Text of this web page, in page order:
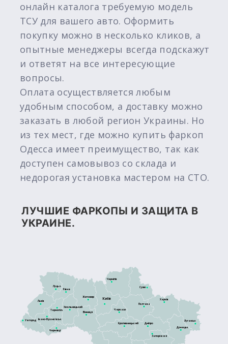
онлайн каталога требуемую модель
ТСУ для вашего авто. Оформить
покупку можно в несколько кликов, а
опытные менеджеры всегда подскажут
и ответят на все интересующие
вопросы.
Оплата осуществляется любым
удобным способом, а доставку можно
заказать в любой регион Украины. Но
из тех мест, где можно купить фаркоп
Одесса имеет преимущество, так как
доступен самовывоз со склада и
недорогая установка мастером на СТО.
ЛУЧШИЕ ФАРКОПЫ И ЗАЩИТА В
УКРАИНЕ.
Луцьк
Київ
Житомир
Тернопіль
Рівне
Львів
Дніпро
Кропивницький
Харків
Полтава
Черкаси
Суми
Чернігів
Запоріжжя
Донецьк
Луганськ
Ужгород
Чернівці
Вінниця
Хмельницький
Івано-Франківськ